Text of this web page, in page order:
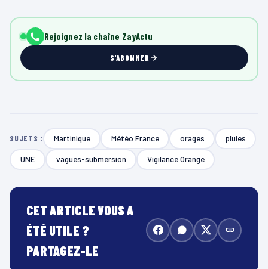
Rejoignez la chaîne ZayActu
S'ABONNER
SUJETS : Martinique Météo France orages pluies
UNE vagues-submersion Vigilance Orange
CET ARTICLE VOUS A
ÉTÉ UTILE ?
PARTAGEZ-LE